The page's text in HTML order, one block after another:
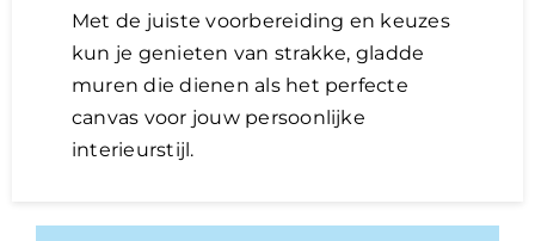
Met de juiste voorbereiding en keuzes
kun je genieten van strakke, gladde
muren die dienen als het perfecte
canvas voor jouw persoonlijke
interieurstijl.